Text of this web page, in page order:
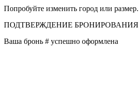
Попробуйте изменить город или размер.
ПОДТВЕРЖДЕНИЕ БРОНИРОВАНИЯ
Ваша бронь # успешно оформлена